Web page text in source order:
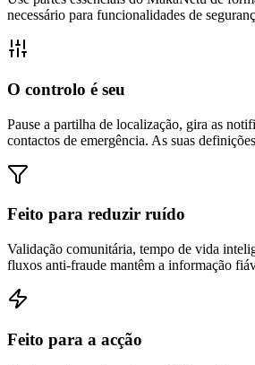
necessário para funcionalidades de
O controlo é seu
Pause a partilha de localização, gira as
contactos de emergência. As suas
Feito para reduzir ruído
Validação comunitária, tempo de vida
fluxos anti-fraude mantêm a informação
Feito para a acção